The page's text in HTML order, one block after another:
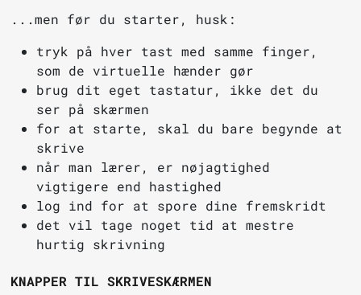
...men før du starter, husk:
tryk på hver tast med samme finger,
som de virtuelle hænder gør
brug dit eget tastatur, ikke det du
ser på skærmen
for at starte, skal du bare begynde at
skrive
når man lærer, er nøjagtighed
vigtigere end hastighed
log ind for at spore dine fremskridt
det vil tage noget tid at mestre
hurtig skrivning
KNAPPER TIL SKRIVESKÆRMEN